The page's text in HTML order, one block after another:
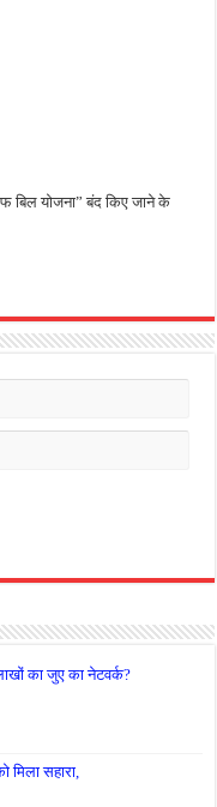
बिल योजना” बंद किए जाने के
का जुए का नेटवर्क?
मिला सहारा,